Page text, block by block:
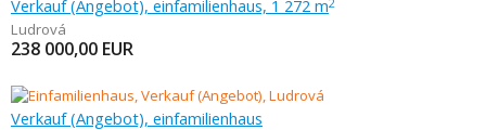
Verkauf (Angebot), einfamilienhaus, 1 272 m
Ludrová
238 000,00 EUR
Verkauf (Angebot), einfamilienhaus